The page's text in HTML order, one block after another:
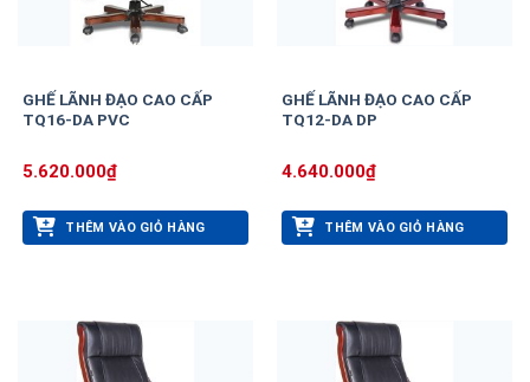
GHẾ LÃNH ĐẠO CAO CẤP
TQ16-DA PVC
5.620.000₫
THÊM VÀO GIỎ HÀNG
GHẾ LÃNH ĐẠO CAO CẤP
TQ12-DA DP
4.640.000₫
THÊM VÀO GIỎ HÀNG